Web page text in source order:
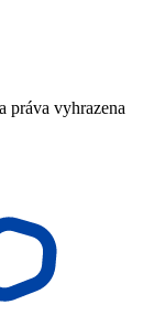
vyhrazena